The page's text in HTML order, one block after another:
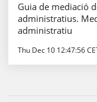
Guia de mediació
administratius.
administratiu
Thu Dec 10 12:47:56